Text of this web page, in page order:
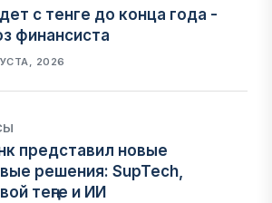
с тенге до конца года -
финансиста
2026
представил новые
решения: SupTech,
теңге и ИИ